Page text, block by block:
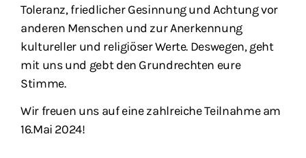
Toleranz, friedlicher Gesinnung und Achtung vor
anderen Menschen und zur Anerkennung
kultureller und religiöser Werte. Deswegen, geht
mit uns und gebt den Grundrechten eure
Stimme.
Wir freuen uns auf eine zahlreiche Teilnahme am
16.Mai 2024!